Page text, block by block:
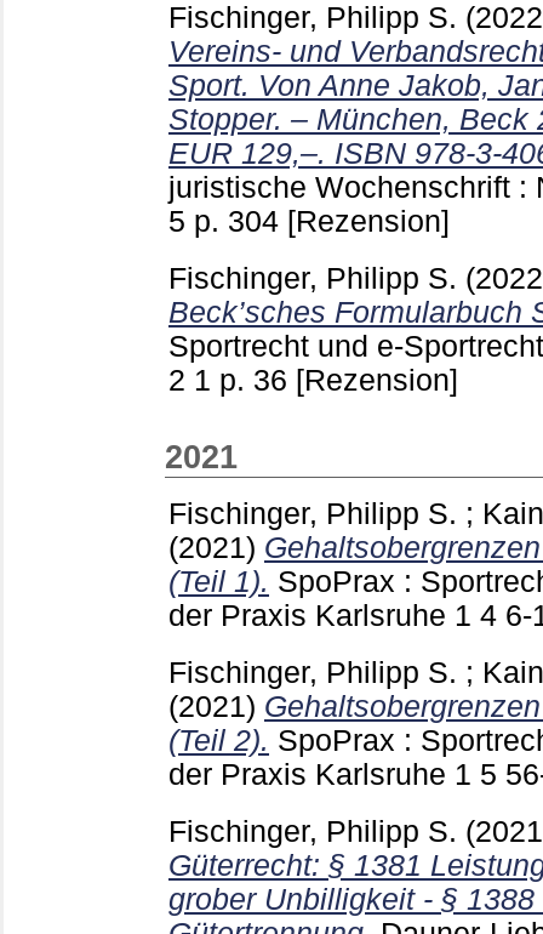
Fischinger, Philipp S.
Vereins- und
Sport. Von Anne Jakob,
Stopper. – München, Beck
EUR 129,–. ISBN 978-3-
juristische Wochenschrift
5 p. 304 [Rezension]
Fischinger, Philipp S.
Beck’sches Formularbuch
Sportrecht und e-
2 1 p. 36 [Rezension]
2021
Fischinger, Philipp S. ;
(2021)
(Teil 1). SpoPrax :
der Praxis Karlsruhe 1 4 6-
Fischinger, Philipp S. ;
(2021)
(Teil 2). SpoPrax :
der Praxis Karlsruhe 1 5
Fischinger, Philipp S.
Güterrecht: § 1381
grober Unbilligkeit - §